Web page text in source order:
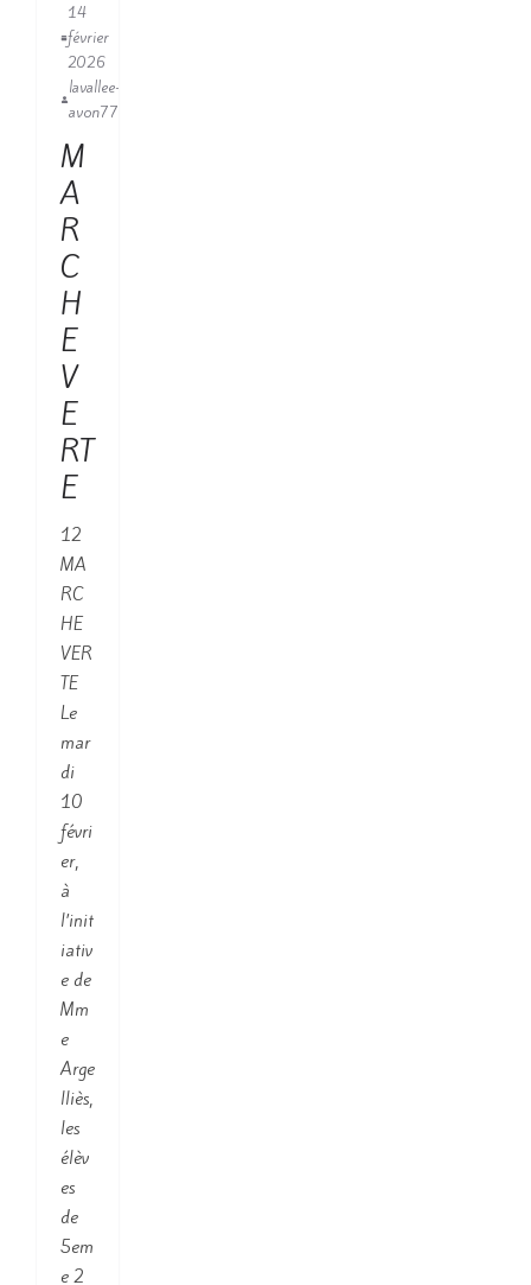
14
février
2026
lavallee-
avon77
M
A
R
C
H
E
V
E
RT
E
12
MA
RC
HE
VER
TE
Le
mar
di
10
févri
er,
à
l’init
iativ
e de
Mm
e
Arge
lliès,
les
élèv
es
de
5em
e 2